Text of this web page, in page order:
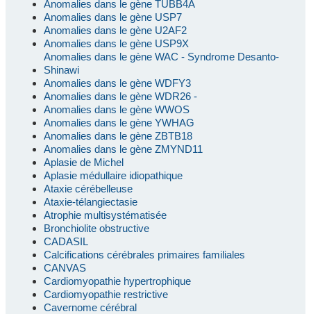
Anomalies dans le gène TUBB4A
Anomalies dans le gène USP7
Anomalies dans le gène U2AF2
Anomalies dans le gène USP9X
Anomalies dans le gène WAC - Syndrome Desanto-
Shinawi
Anomalies dans le gène WDFY3
Anomalies dans le gène WDR26 -
Anomalies dans le gène WWOS
Anomalies dans le gène YWHAG
Anomalies dans le gène ZBTB18
Anomalies dans le gène ZMYND11
Aplasie de Michel
Aplasie médullaire idiopathique
Ataxie cérébelleuse
Ataxie-télangiectasie
Atrophie multisystématisée
Bronchiolite obstructive
CADASIL
Calcifications cérébrales primaires familiales
CANVAS
Cardiomyopathie hypertrophique
Cardiomyopathie restrictive
Cavernome cérébral